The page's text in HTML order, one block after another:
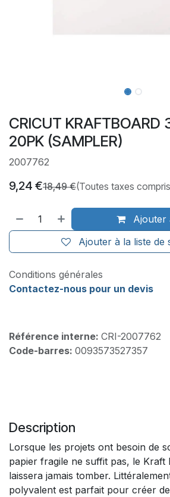
CRICUT
20PK (SAMPLER)
2007762
9,24 €18,49€(Toutes taxes
Ajouter
Ajouter à la liste de
Conditions générales
Contactez-nous pour un devis
Référence interne: CRI-2007762
Code-barres: 0093573527357
Description
Lorsque les projets ont besoin de
papier fragile ne suffit pas, le Kraft
laissera jamais tomber.
polyvalent est parfait pour créer